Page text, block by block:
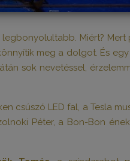
Miért? Mert
meg a dolgot. És
sok nevetéssel,
csúszó LED fal, a Tesla
Péter, a Bon-Bon